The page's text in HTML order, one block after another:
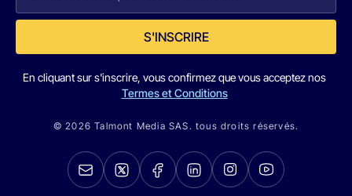
S'INSCRIRE
En cliquant sur s'inscrire, vous confirmez que vous acceptez nos
Termes et Conditions
© 2026 Talmont Media SAS. tous droits réservés.